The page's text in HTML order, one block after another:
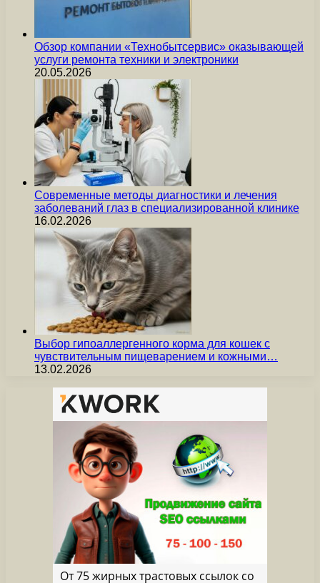
Обзор компании «Технобытсервис» оказывающей
услуги ремонта техники и электроники
20.05.2026
Современные методы диагностики и лечения
заболеваний глаз в специализированной клинике
16.02.2026
Выбор гипоаллергенного корма для кошек с
чувствительным пищеварением и кожными…
13.02.2026